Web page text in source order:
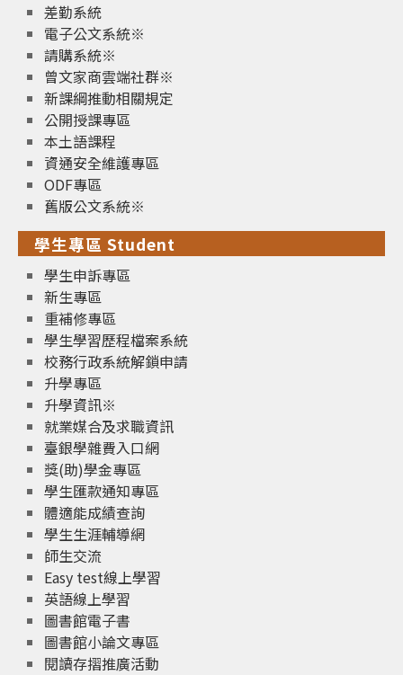
差勤系統
電子公文系統※
請購系統※
曾文家商雲端社群※
新課綱推動相關規定
公開授課專區
本土語課程
資通安全維護專區
ODF專區
舊版公文系統※
學生專區 Student
學生申訴專區
新生專區
重補修專區
學生學習歷程檔案系統
校務行政系統解鎖申請
升學專區
升學資訊※
就業媒合及求職資訊
臺銀學雜費入口網
獎(助)學金專區
學生匯款通知專區
體適能成績查詢
學生生涯輔導網
師生交流
Easy test線上學習
英語線上學習
圖書館電子書
圖書館小論文專區
閱讀存摺推廣活動